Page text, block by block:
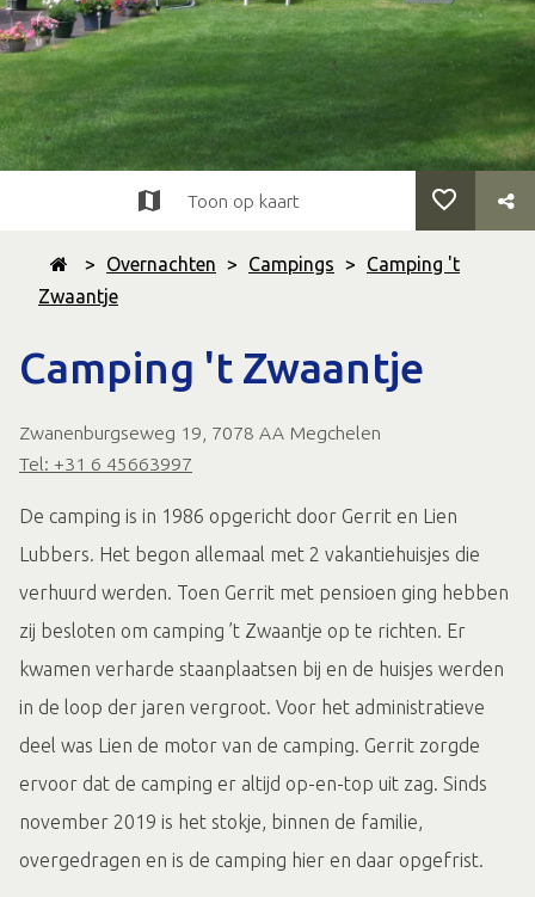
> Overnachten > Campings >
Camping 't
Zwaantje
Camping 't Zwaantje
Zwanenburgseweg 19, 7078 AA Megchelen
Tel: +31 6 45663997
Toon op kaart
De camping is in 1986 opgericht door Gerrit en Lien
Lubbers. Het begon allemaal met 2 vakantiehuisjes die
verhuurd werden. Toen Gerrit met pensioen ging hebben
zij besloten om camping ’t Zwaantje op te richten. Er
kwamen verharde staanplaatsen bij en de huisjes werden
in de loop der jaren vergroot. Voor het administratieve
deel was Lien de motor van de camping. Gerrit zorgde
ervoor dat de camping er altijd op-en-top uit zag. Sinds
november 2019 is het stokje, binnen de familie,
overgedragen en is de camping hier en daar opgefrist.